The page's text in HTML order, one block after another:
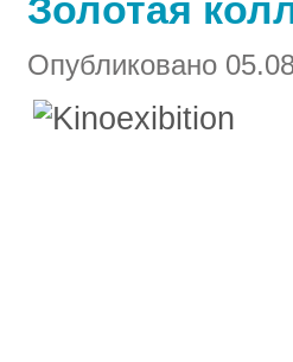
Золотая
Опубликовано